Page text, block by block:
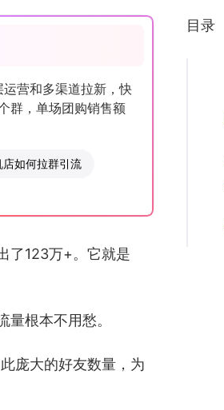
营和多渠道拉新，快
群，单场团购销售额
店如何拉群引流
了123万+。它就是
根本不用愁。
庞大的好友数量，为
目录